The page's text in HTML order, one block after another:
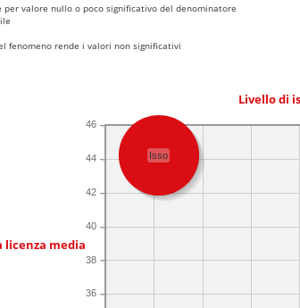
valore nullo o poco significativo del denominatore
fenomeno rende i valori non significativi
Livello di
licenza media
36
38
40
42
44
46
Isso